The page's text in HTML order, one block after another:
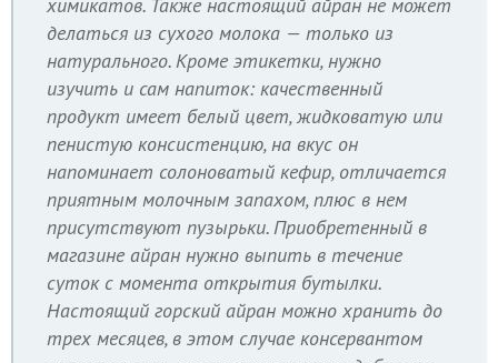
делаться из сухого молока — только из
натурального. Кроме этикетки, нужно
изучить и сам напиток: качественный
продукт имеет белый цвет, жидковатую или
пенистую консистенцию, на вкус он
напоминает солоноватый кефир, отличается
приятным молочным запахом, плюс в нем
присутствуют пузырьки. Приобретенный в
магазине айран нужно выпить в течение
суток с момента открытия бутылки.
Настоящий горский айран можно хранить до
трех месяцев, в этом случае консервантом